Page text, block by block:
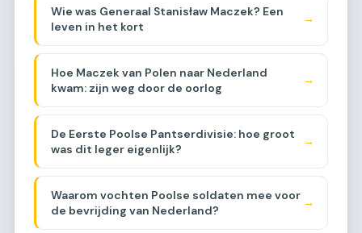
Wie was Generaal Stanisław Maczek? Een
leven in het kort
→
Hoe Maczek van Polen naar Nederland
kwam: zijn weg door de oorlog
→
De Eerste Poolse Pantserdivisie: hoe groot
was dit leger eigenlijk?
→
Waarom vochten Poolse soldaten mee voor
de bevrijding van Nederland?
→